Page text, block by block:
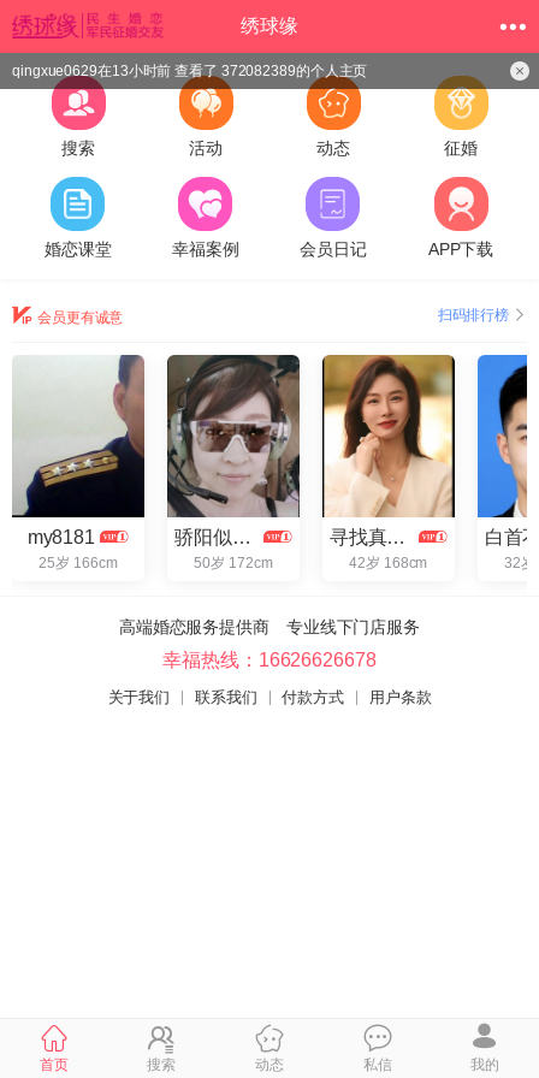
绣球缘
搜索 活动 动态 征婚
婚恋课堂 幸福案例 会员日记 APP下载
会员更有诚意 扫码排行榜
my8181
25岁 166cm
骄阳似火2025
50岁 172cm
寻找真爱云儿
42岁 168cm 32岁
高端婚恋服务提供商 专业线下门店服务
幸福热线：16626626678
关于我们 联系我们 付款方式 用户条款
首页 搜索 动态 私信 我的
qingxue0629在13小时前 查看了 372082389的个人主页